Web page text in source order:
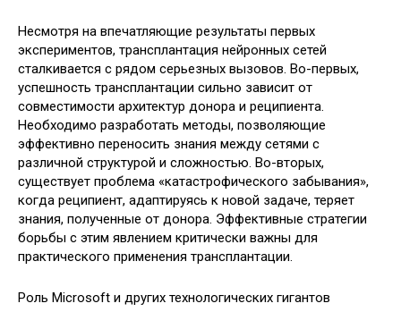
Несмотря на впечатляющие результаты первых
экспериментов, трансплантация нейронных сетей
сталкивается с рядом серьезных вызовов. Во-первых,
успешность трансплантации сильно зависит от
совместимости архитектур донора и реципиента.
Необходимо разработать методы, позволяющие
эффективно переносить знания между сетями с
различной структурой и сложностью. Во-вторых,
существует проблема «катастрофического забывания»,
когда реципиент, адаптируясь к новой задаче, теряет
знания, полученные от донора. Эффективные стратегии
борьбы с этим явлением критически важны для
практического применения трансплантации.
Роль Microsoft и других технологических гигантов